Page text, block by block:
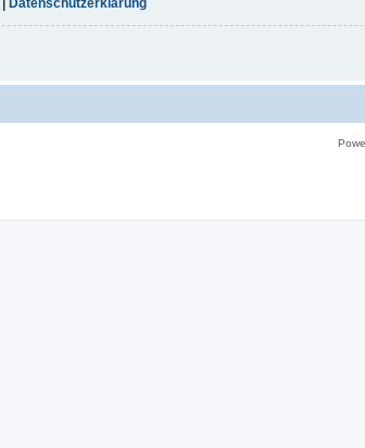
Datenschutzerklärung